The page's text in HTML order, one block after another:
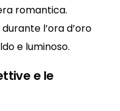
romantica.
l’ora d’oro
e luminoso.
e le